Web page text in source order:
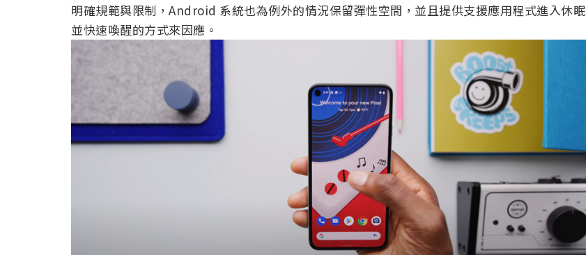
明確規範與限制，Android 系統也為例外的情況保留彈性空間，並且提供支援應用程式進入休眠
並快速喚醒的方式來因應。